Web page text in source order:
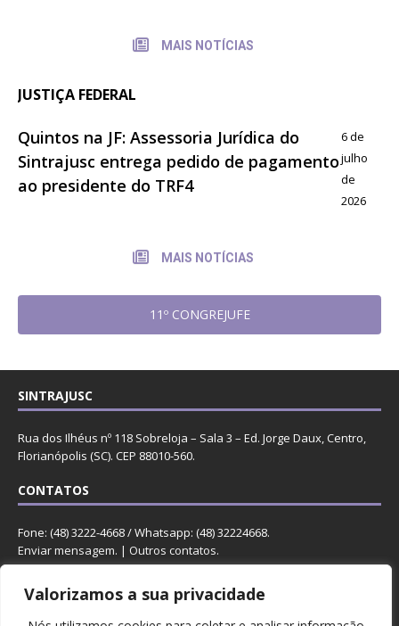
Valorizamos a sua privacidade
MAIS NOTÍCIAS
JUSTIÇA FEDERAL
Quintos na JF: Assessoria Jurídica do
Sintrajusc entrega pedido de pagamento
ao presidente do TRF4
6 de
julho
de
2026
MAIS NOTÍCIAS
11º CONGREJUFE
SINTRAJUSC
Rua dos Ilhéus nº 118 Sobreloja – Sala 3 – Ed. Jorge Daux, Centro,
Florianópolis (SC). CEP 88010-560.
CONTATOS
Fone: (48) 3222-4668 / Whatsapp: (48) 32224668.
Enviar mensagem. | Outros contatos.
REDES